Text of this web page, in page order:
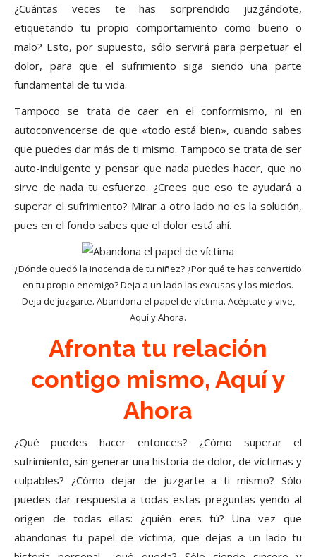
¿Cuántas veces te has sorprendido juzgándote,
etiquetando tu propio comportamiento como bueno o
malo? Esto, por supuesto, sólo servirá para perpetuar el
dolor, para que el sufrimiento siga siendo una parte
fundamental de tu vida.
Tampoco se trata de caer en el conformismo, ni en
autoconvencerse de que «todo está bien», cuando sabes
que puedes dar más de ti mismo. Tampoco se trata de ser
auto-indulgente y pensar que nada puedes hacer, que no
sirve de nada tu esfuerzo. ¿Crees que eso te ayudará a
superar el sufrimiento? Mirar a otro lado no es la solución,
pues en el fondo sabes que el dolor está ahí.
¿Dónde quedó la inocencia de tu niñez? ¿Por qué te has convertido
en tu propio enemigo? Deja a un lado las excusas y los miedos.
Deja de juzgarte. Abandona el papel de víctima. Acéptate y vive,
Aquí y Ahora.
Afronta tu relación
contigo mismo, Aquí y
Ahora
¿Qué puedes hacer entonces? ¿Cómo superar el
sufrimiento, sin generar una historia de dolor, de víctimas y
culpables? ¿Cómo dejar de juzgarte a ti mismo? Sólo
puedes dar respuesta a todas estas preguntas yendo al
origen de todas ellas: ¿quién eres tú? Una vez que
abandonas tu papel de víctima, que dejas a un lado tu